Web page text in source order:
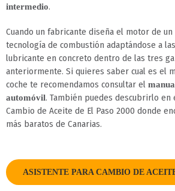
intermedio.
Cuando un fabricante diseña el motor de
tecnología de combustión adaptándose a
lubricante en concreto dentro de las tres
anteriormente. Si quieres saber cual es el
coche te recomendamos consultar el
automóvil. También puedes descubrirlo en
Cambio de Aceite de El Paso 2000 donde
más baratos de Canarias.
ASISTENTE PARA CAMBIO DE